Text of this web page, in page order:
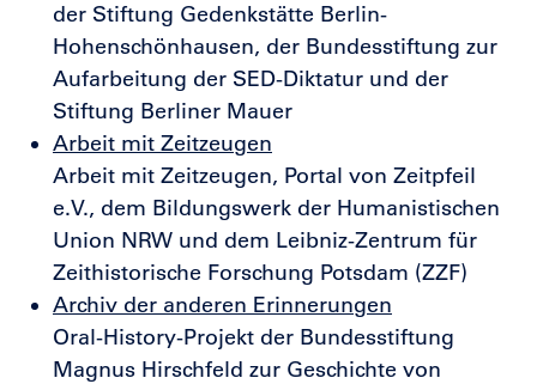
der Stiftung Gedenkstätte Berlin-
Hohenschönhausen, der Bundesstiftung zur
Aufarbeitung der SED-Diktatur und der
Stiftung Berliner Mauer
Arbeit mit Zeitzeugen
Arbeit mit Zeitzeugen, Portal von Zeitpfeil
e.V., dem Bildungswerk der Humanistischen
Union NRW und dem Leibniz-Zentrum für
Zeithistorische Forschung Potsdam (ZZF)
Archiv der anderen Erinnerungen
Oral-History-Projekt der Bundesstiftung
Magnus Hirschfeld zur Geschichte von